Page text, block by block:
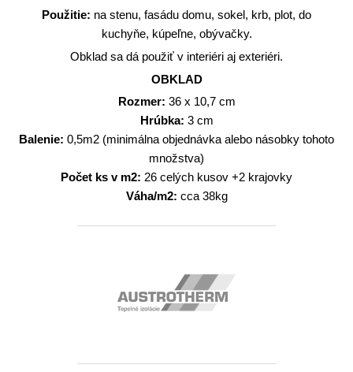
Použitie: na stenu, fasádu domu, sokel, krb, plot, do
kuchyňe, kúpeľne, obývačky.
Obklad sa dá použiť v interiéri aj exteriéri.
OBKLAD
Rozmer: 36 x 10,7 cm
Hrúbka: 3 cm
Balenie: 0,5m2 (minimálna objednávka alebo násobky tohoto
množstva)
Počet ks v m2: 26 celých kusov +2 krajovky
Váha/m2: cca 38kg